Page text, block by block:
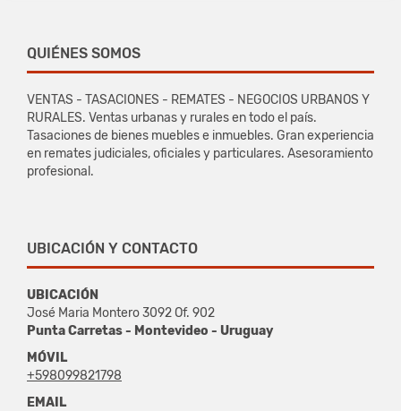
QUIÉNES SOMOS
VENTAS - TASACIONES - REMATES - NEGOCIOS URBANOS Y
RURALES. Ventas urbanas y rurales en todo el país.
Tasaciones de bienes muebles e inmuebles. Gran experiencia
en remates judiciales, oficiales y particulares. Asesoramiento
profesional.
UBICACIÓN Y CONTACTO
UBICACIÓN
José Maria Montero 3092 Of. 902
Punta Carretas - Montevideo - Uruguay
MÓVIL
+598099821798
EMAIL